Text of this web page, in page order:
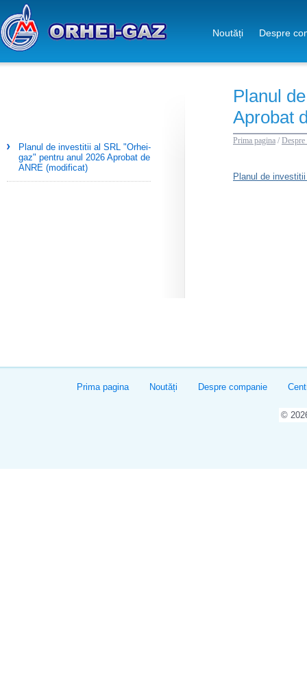
Noutăți Despre
Planul de investitii al SRL "Orhei-
gaz" pentru anul 2026 Aprobat de
ANRE (modificat)
Planul
Aprobat
Prima pagina / Despre
Planul de
Prima pagina Noutăți Despre companie
©